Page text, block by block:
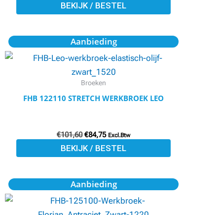
BEKIJK / BESTEL
worden
de
productpagina
Aanbieding
Broeken
FHB 122110 STRETCH WERKBROEK LEO
€101,60
Oorspronkelijke
prijs
was:
€101,60.
€84,75
Huidige
prijs
is:
€84,75.
Excl.Btw
BEKIJK / BESTEL
Dit
product
heeft
meerdere
variaties.
kan
gekozen
op
de
productpagina
Aanbieding
Oorspronkelijke
prijs
was:
Huidige
prijs
is:
Dit
product
heeft